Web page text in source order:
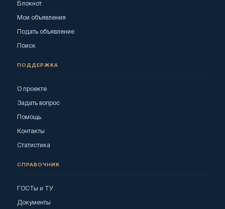
Блокнот
Мои объявления
Подать объявление
Поиск
ПОДДЕРЖКА
О проекте
Задать вопрос
Помощь
Контакты
Статистика
СПРАВОЧНИК
ГОСТы и ТУ
Документы